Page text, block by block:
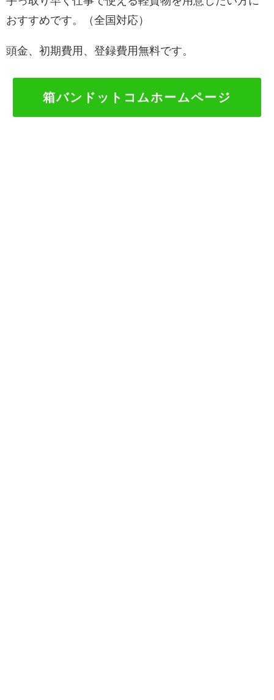
おすすめです。（全国対応）
頭金、初期費用、登録費用無料です。
箱バンドットコムホームページ